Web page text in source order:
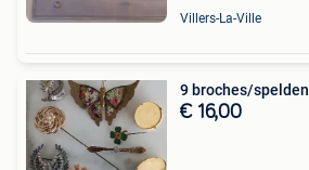
Villers-La-Ville
9 broches/spelden
€ 16,00